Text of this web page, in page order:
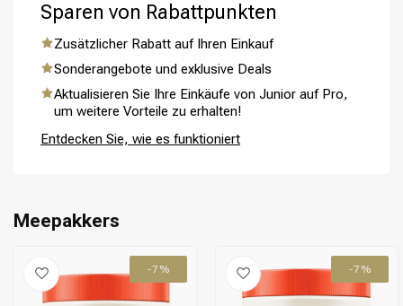
Sparen von Rabattpunkten
Zusätzlicher Rabatt auf Ihren Einkauf
Sonderangebote und exklusive Deals
Aktualisieren Sie Ihre Einkäufe von Junior auf Pro,
um weitere Vorteile zu erhalten!
Entdecken Sie, wie es funktioniert
Meepakkers
-7% -7%